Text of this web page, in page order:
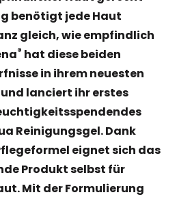
benötigt jede Haut
gleich, wie empfindlich
® hat diese beiden
in ihrem neuesten
lanciert ihr erstes
Reinigungsgel. Dank
eignet sich das
Produkt selbst für
Mit der Formulierung